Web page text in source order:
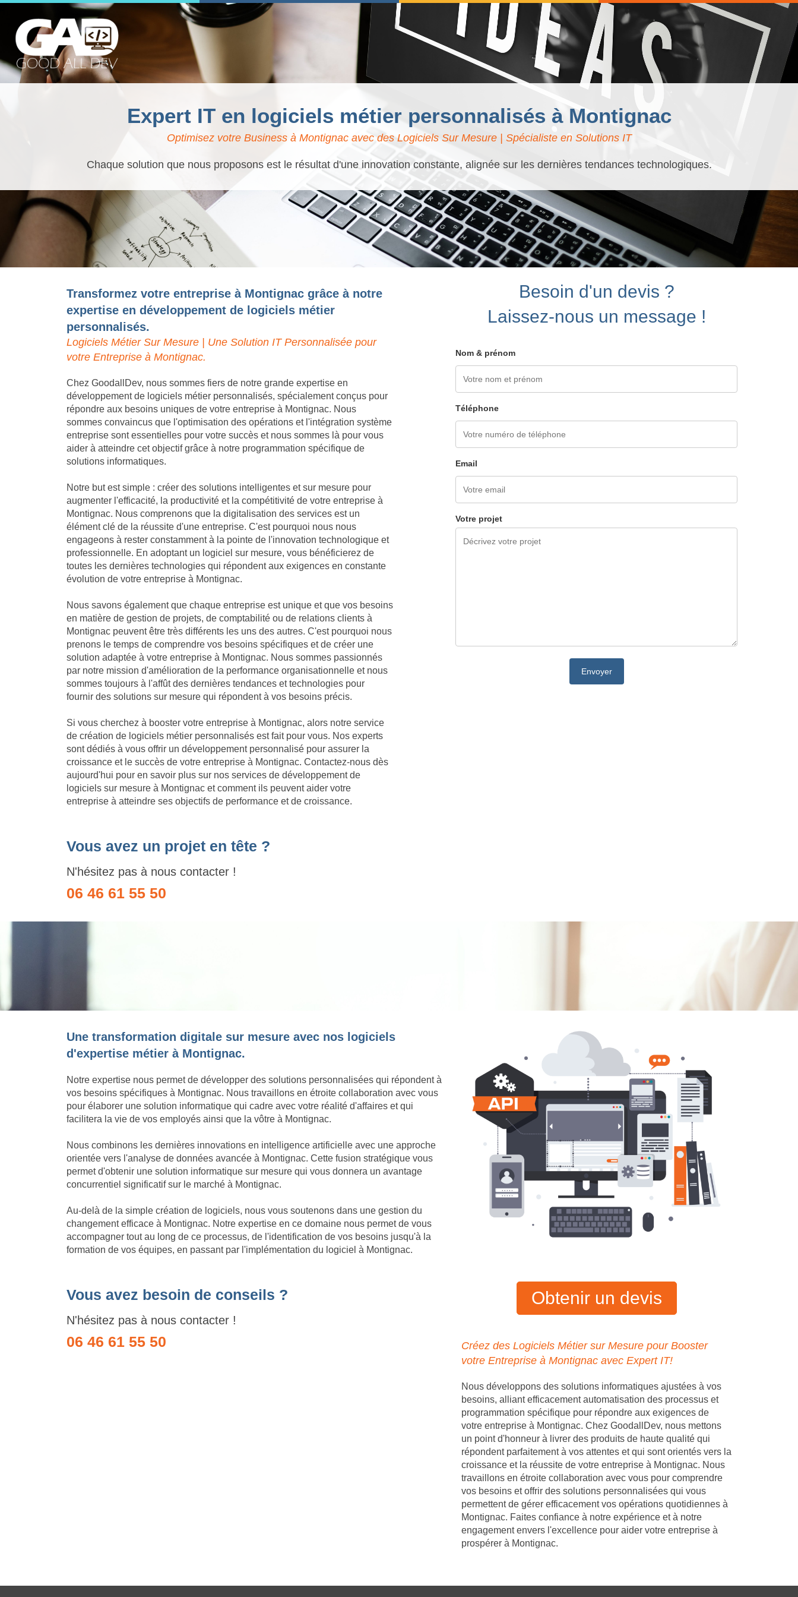
Expert IT en logiciels métier personnalisés à Montignac
Optimisez votre Business à Montignac avec des Logiciels Sur Mesure | Spécialiste en Solutions IT
Chaque solution que nous proposons est le résultat d'une innovation constante, alignée sur les dernières tendances technologiques.
Transformez votre entreprise à Montignac grâce à notre
expertise en développement de logiciels métier
personnalisés.
Logiciels Métier Sur Mesure | Une Solution IT Personnalisée pour
votre Entreprise à Montignac.
Chez GoodallDev, nous sommes fiers de notre grande expertise en
développement de logiciels métier personnalisés, spécialement conçus pour
répondre aux besoins uniques de votre entreprise à Montignac. Nous
sommes convaincus que l'optimisation des opérations et l'intégration système
entreprise sont essentielles pour votre succès et nous sommes là pour vous
aider à atteindre cet objectif grâce à notre programmation spécifique de
solutions informatiques.
Notre but est simple : créer des solutions intelligentes et sur mesure pour
augmenter l'efficacité, la productivité et la compétitivité de votre entreprise à
Montignac. Nous comprenons que la digitalisation des services est un
élément clé de la réussite d'une entreprise. C'est pourquoi nous nous
engageons à rester constamment à la pointe de l'innovation technologique et
professionnelle. En adoptant un logiciel sur mesure, vous bénéficierez de
toutes les dernières technologies qui répondent aux exigences en constante
évolution de votre entreprise à Montignac.
Nous savons également que chaque entreprise est unique et que vos besoins
en matière de gestion de projets, de comptabilité ou de relations clients à
Montignac peuvent être très différents les uns des autres. C'est pourquoi nous
prenons le temps de comprendre vos besoins spécifiques et de créer une
solution adaptée à votre entreprise à Montignac. Nous sommes passionnés
par notre mission d'amélioration de la performance organisationnelle et nous
sommes toujours à l'affût des dernières tendances et technologies pour
fournir des solutions sur mesure qui répondent à vos besoins précis.
Si vous cherchez à booster votre entreprise à Montignac, alors notre service
de création de logiciels métier personnalisés est fait pour vous. Nos experts
sont dédiés à vous offrir un développement personnalisé pour assurer la
croissance et le succès de votre entreprise à Montignac. Contactez-nous dès
aujourd'hui pour en savoir plus sur nos services de développement de
logiciels sur mesure à Montignac et comment ils peuvent aider votre
entreprise à atteindre ses objectifs de performance et de croissance.
Vous avez un projet en tête ?
N'hésitez pas à nous contacter !
06 46 61 55 50
Besoin d'un devis ?
Laissez-nous un message !
Nom & prénom
Téléphone
Email
Votre projet
Une transformation digitale sur mesure avec nos logiciels
d'expertise métier à Montignac.
Notre expertise nous permet de développer des solutions personnalisées qui répondent à
vos besoins spécifiques à Montignac. Nous travaillons en étroite collaboration avec vous
pour élaborer une solution informatique qui cadre avec votre réalité d'affaires et qui
facilitera la vie de vos employés ainsi que la vôtre à Montignac.
Nous combinons les dernières innovations en intelligence artificielle avec une approche
orientée vers l'analyse de données avancée à Montignac. Cette fusion stratégique vous
permet d'obtenir une solution informatique sur mesure qui vous donnera un avantage
concurrentiel significatif sur le marché à Montignac.
Au-delà de la simple création de logiciels, nous vous soutenons dans une gestion du
changement efficace à Montignac. Notre expertise en ce domaine nous permet de vous
accompagner tout au long de ce processus, de l'identification de vos besoins jusqu'à la
formation de vos équipes, en passant par l'implémentation du logiciel à Montignac.
Vous avez besoin de conseils ?
N'hésitez pas à nous contacter !
06 46 61 55 50
Obtenir un devis
Créez des Logiciels Métier sur Mesure pour Booster
votre Entreprise à Montignac avec Expert IT!
Nous développons des solutions informatiques ajustées à vos
besoins, alliant efficacement automatisation des processus et
programmation spécifique pour répondre aux exigences de
votre entreprise à Montignac. Chez GoodallDev, nous mettons
un point d'honneur à livrer des produits de haute qualité qui
répondent parfaitement à vos attentes et qui sont orientés vers la
croissance et la réussite de votre entreprise à Montignac. Nous
travaillons en étroite collaboration avec vous pour comprendre
vos besoins et offrir des solutions personnalisées qui vous
permettent de gérer efficacement vos opérations quotidiennes à
Montignac. Faites confiance à notre expérience et à notre
engagement envers l'excellence pour aider votre entreprise à
prospérer à Montignac.